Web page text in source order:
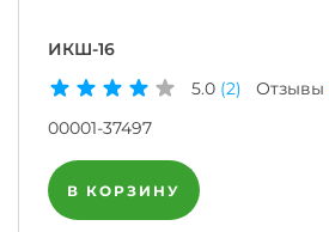
ИКШ-16
5.0 (2) Отзывы
00001-37497
В КОРЗИНУ